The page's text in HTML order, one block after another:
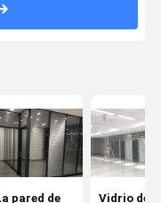
pared de Vidrio de